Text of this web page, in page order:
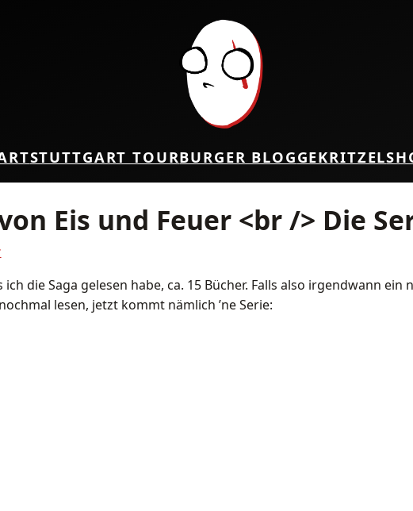
STUTTGART TOURBURGER BLOGGEKRITZEL
Eis und Feuer <br /> Die
ich die Saga gelesen habe, ca. 15 Bücher. Falls also irgendwann
lesen, jetzt kommt nämlich ’ne Serie: